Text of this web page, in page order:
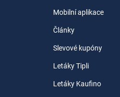
Mobilní aplikace
Články
Slevové kupóny
Letáky Tipli
Letáky Kaufino